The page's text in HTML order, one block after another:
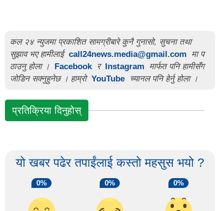
कल २४ न्युजमा प्रकाशित सामग्रीबारे कुनै गुनासो, सुचना तथा
सुझाव भए हामीलाई call24news.media@gmail.com
मा प
ठाउनु होला ।
Facebook र Instagram
मार्फत पनि हामीसँग
जोडिन सक्नुहुनेछ । हाम्रो YouTube च्यानल पनि हेर्नु होला ।
प्रतिक्रिया दिनुहोस्
यो खबर पढेर तपाईंलाई कस्तो महसुस भयो ?
0% 0% 0%